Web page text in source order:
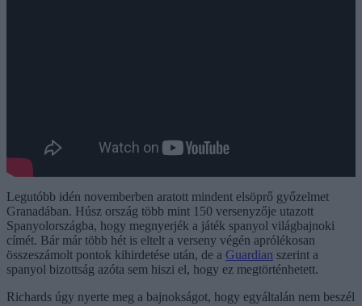
Legutóbb idén novemberben aratott mindent elsöprő győzelmet
Granadában. Húsz ország több mint 150 versenyzője utazott
Spanyolországba, hogy megnyerjék a játék spanyol világbajnoki
címét. Bár már több hét is eltelt a verseny végén aprólékosan
összeszámolt pontok kihirdetése után, de a Guardian szerint a
spanyol bizottság azóta sem hiszi el, hogy ez megtörténhetett.
Richards úgy nyerte meg a bajnokságot, hogy egyáltalán nem beszél